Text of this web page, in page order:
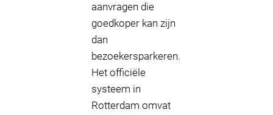
aanvragen die
goedkoper kan zijn
dan
bezoekersparkeren.
Het officiële
systeem in
Rotterdam omvat